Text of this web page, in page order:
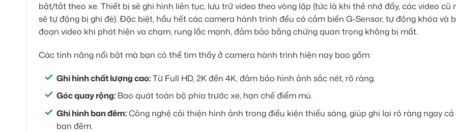
bật/tắt theo xe. Thiết bị sẽ ghi hình liên tục, lưu trữ video theo vòng lặp (tức là khi thẻ nhớ đầy, các video cũ
sẽ tự động bị ghi đè). Đặc biệt, hầu hết các camera hành trình đều có cảm biến G-Sensor, tự động khóa và
đoạn video khi phát hiện va chạm, rung lắc mạnh, đảm bảo bằng chứng quan trọng không bị mất.
Các tính năng nổi bật mà bạn có thể tìm thấy ở camera hành trình hiện nay bao gồm:
Ghi hình chất lượng cao:Từ Full HD, 2K đến 4K, đảm bảo hình ảnh sắc nét, rõ ràng.
Góc quay rộng: Bao quát toàn bộ phía trước xe, hạn chế điểm mù.
Ghi hình ban đêm:Công nghệ cải thiện hình ảnh trong điều kiện thiếu sáng, giúp ghi lại rõ ràng ngay cả
ban đêm.